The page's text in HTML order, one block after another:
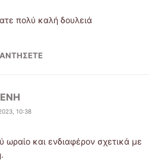
πολύ καλή δουλειά
10:38
ωραίο και ενδιαφέρον σχετικά με